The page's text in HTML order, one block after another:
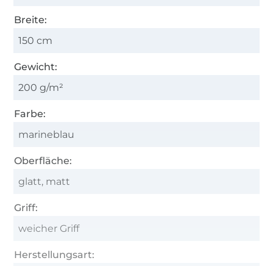
Breite:
150 cm
Gewicht:
200 g/m²
Farbe:
marineblau
Oberfläche:
glatt, matt
Griff:
weicher Griff
Herstellungsart: